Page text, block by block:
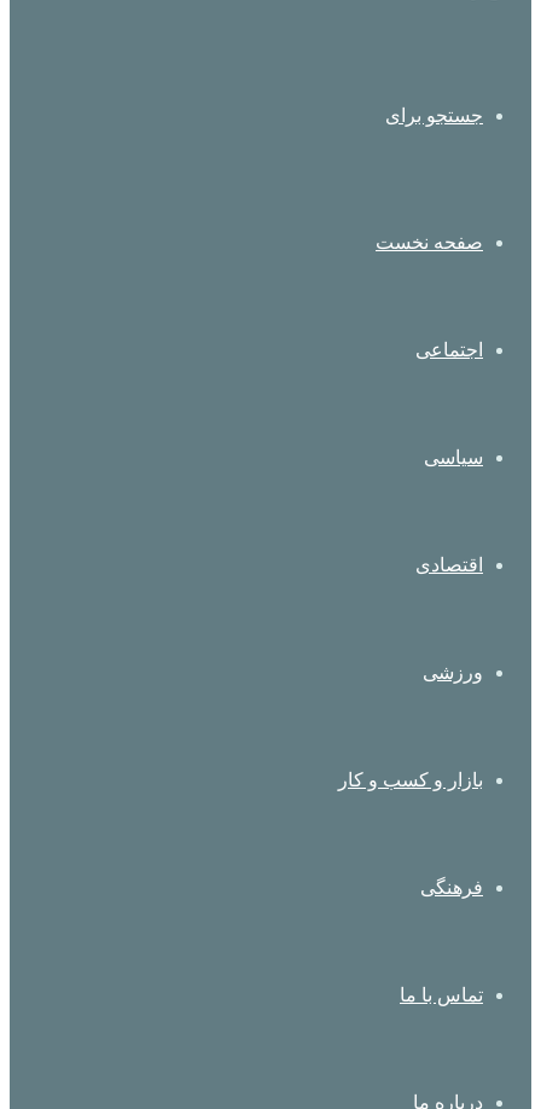
جستجو برای
صفحه نخست
اجتماعی
سیاسی
اقتصادی
ورزشی
بازار و کسب و کار
فرهنگی
تماس با ما
درباره ما